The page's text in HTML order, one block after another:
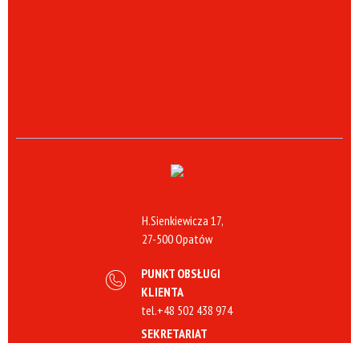
H.Sienkiewicza 17,
27-500 Opatów
PUNKT OBSŁUGI
KLIENTA
tel.+48 502 438 974
SEKRETARIAT